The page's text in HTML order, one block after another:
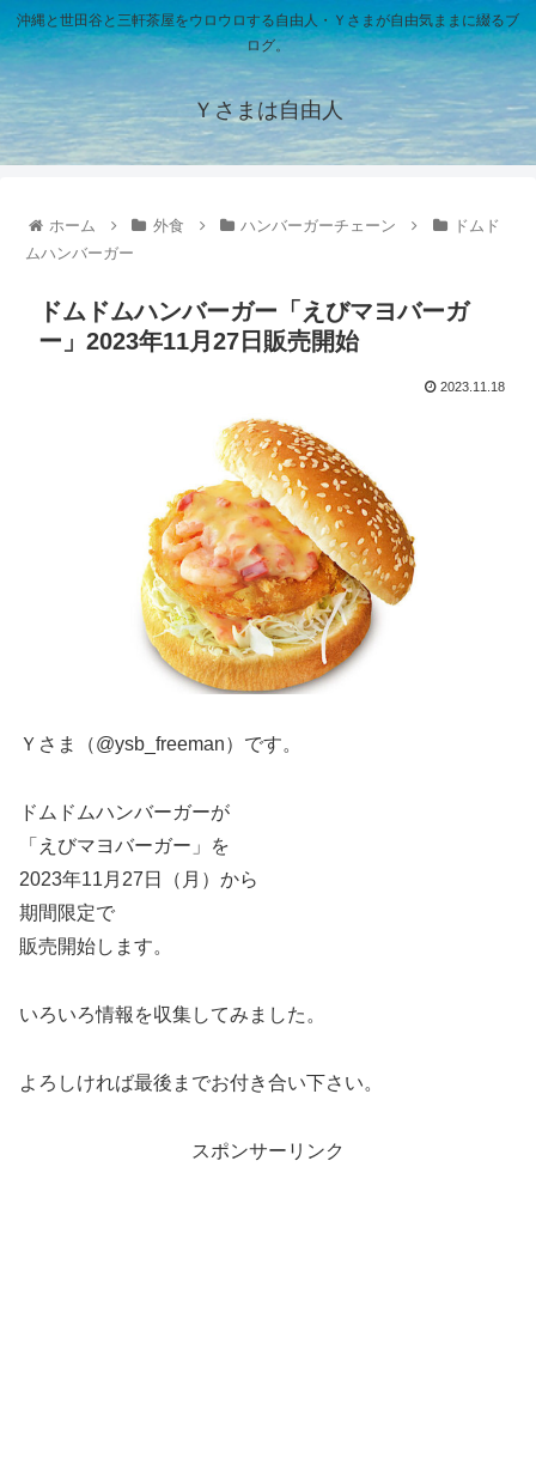
沖縄と世田谷と三軒茶屋をウロウロする自由人・Ｙさまが自由気ままに綴るブ
ログ。
Ｙさまは自由人
ホーム 外食 ハンバーガーチェーン
ドムド
ムハンバーガー
ドムドムハンバーガー「えびマヨバーガ
ー」2023年11月27日販売開始
2023.11.18
Ｙさま（@ysb_freeman）です。
ドムドムハンバーガーが
「えびマヨバーガー」を
2023年11月27日（月）から
期間限定で
販売開始します。
いろいろ情報を収集してみました。
よろしければ最後までお付き合い下さい。
スポンサーリンク